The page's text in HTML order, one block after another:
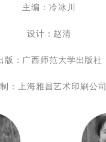
主编：冷冰川
设计：赵清
版：广西师范大学出版社
：上海雅昌艺术印刷公司